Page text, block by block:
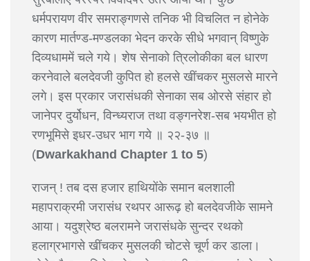
धर्मपरायण वीर समराङ्गणसे तनिक भी विचलित न होनेके
कारण मार्तण्ड-मण्डलका भेदन करके सीधे भगवान् विष्णुके
दिव्यधाममें चले गये। शेष सेनाको त्रिलोकीका बल धारण
करनेवाले बलदेवजी कुपित हो हलसे खींचकर मुसलसे मारने
लगे। इस प्रकार जरासंधकी सेनाका सब ओरसे संहार हो
जानेपर दुर्योधन, विन्ध्यराज तथा वङ्गनरेश-सब भयभीत हो
रणभूमिसे इधर-उधर भाग गये ॥ २२-३७ ॥
(Dwarkakhand Chapter 1 to 5)
राजन् ! तब दस हजार हाथियोंके समान बलशाली
महापराक्रमी जरासंध रथपर आरूढ़ हो बलदेवजीके सामने
आया। यदुश्रेष्ठ बलरामने जरासंधके सुन्दर रथको
हलाग्रभागसे खींचकर मुसलकी चोटसे चूर्ण कर डाला।